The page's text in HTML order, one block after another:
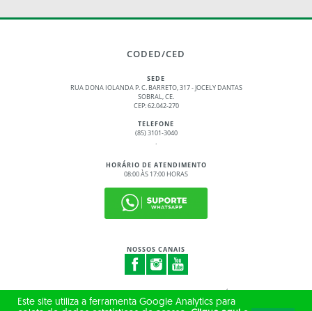
CODED/CED
SEDE
RUA DONA IOLANDA P. C. BARRETO, 317 - JOCELY DANTAS
SOBRAL, CE.
CEP: 62.042-270
TELEFONE
(85) 3101-3040
.
HORÁRIO DE ATENDIMENTO
08:00 ÀS 17:00 HORAS
NOSSOS CANAIS
TODOS OS DIREITOS RESERVADOS
Este site utiliza a ferramenta Google Analytics para